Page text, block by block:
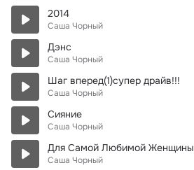
2014
Саша Чорный
Дэнс
Саша Чорный
Шаг вперед(1)супер драйв!!!
Саша Чорный
Сияние
Саша Чорный
Для Самoй Любимoй Женщины
Саша Чорный